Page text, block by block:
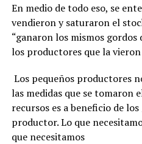
En medio de todo eso, se
vendieron y saturaron el
“ganaron los mismos gordos
los productores que la vieron
Los pequeños productores
las medidas que se tomaron
recursos es a beneficio de
productor. Lo que
que necesitamos